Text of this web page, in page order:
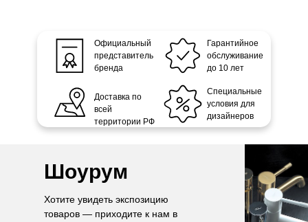
Официальный
представитель
бренда
Доставка по
всей
территории РФ
Гарантийное
обслуживание
до 10 лет
Специальные
условия для
дизайнеров
Шоурум
Хотите увидеть экспозицию
товаров — приходите к нам в